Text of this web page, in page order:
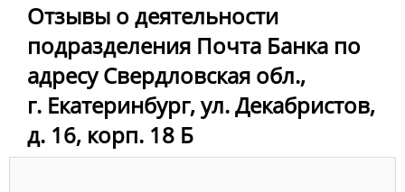
Отзывы о деятельности
подразделения Почта Банка по
адресу Свердловская обл.,
г. Екатеринбург, ул. Декабристов,
д. 16, корп. 18 Б